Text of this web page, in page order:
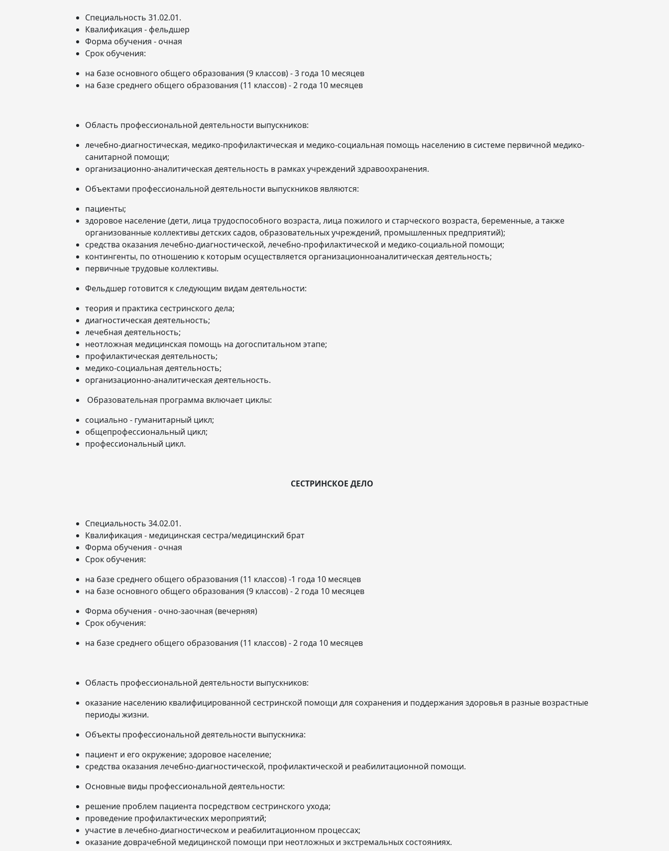
Специальность 31.02.01.
Квалификация - фельдшер
Форма обучения - очная
Срок обучения:
на базе основного общего образования (9 классов) - 3 года 10 месяцев
на базе среднего общего образования (11 классов) - 2 года 10 месяцев
Область профессиональной деятельности выпускников:
лечебно-диагностическая, медико-профилактическая и медико-социальная помощь населению в системе первичной медико-
санитарной помощи;
организационно-аналитическая деятельность в рамках учреждений здравоохранения.
Объектами профессиональной деятельности выпускников являются:
пациенты;
здоровое население (дети, лица трудоспособного возраста, лица пожилого и старческого возраста, беременные, а также
организованные коллективы детских садов, образовательных учреждений, промышленных предприятий);
средства оказания лечебно-диагностической, лечебно-профилактической и медико-социальной помощи;
контингенты, по отношению к которым осуществляется организационно­аналитическая деятельность;
первичные трудовые коллективы.
Фельдшер готовится к следующим видам деятельности:
теория и практика сестринского дела;
диагностическая деятельность;
лечебная деятельность;
неотложная медицинская помощь на догоспитальном этапе;
профилактическая деятельность;
медико-социальная деятельность;
организационно-аналитическая деятельность.
Образовательная программа включает циклы:
социально - гуманитарный цикл;
общепрофессиональный цикл;
профессиональный цикл.
СЕСТРИНСКОЕ ДЕЛО
Специальность 34.02.01.
Квалификация - медицинская сестра/медицинский брат
Форма обучения - очная
Срок обучения:
на базе среднего общего образования (11 классов) -1 года 10 месяцев
на базе основного общего образования (9 классов) - 2 года 10 месяцев
Форма обучения - очно-заочная (вечерняя)
Срок обучения:
на базе среднего общего образования (11 классов) - 2 года 10 месяцев
Область профессиональной деятельности выпускников:
оказание населению квалифицированной сестринской помощи для сохранения и поддержания здоровья в разные возрастные
периоды жизни.
Объекты профессиональной деятельности выпускника:
пациент и его окружение; здоровое население;
средства оказания лечебно-диагностической, профилактической и реабилитационной помощи.
Основные виды профессиональной деятельности:
решение проблем пациента посредством сестринского ухода;
проведение профилактических мероприятий;
участие в лечебно-диагностическом и реабилитационном процессах;
оказание доврачебной медицинской помощи при неотложных и экстремальных состояниях.